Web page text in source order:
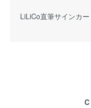
LiLiCo直筆サインカ